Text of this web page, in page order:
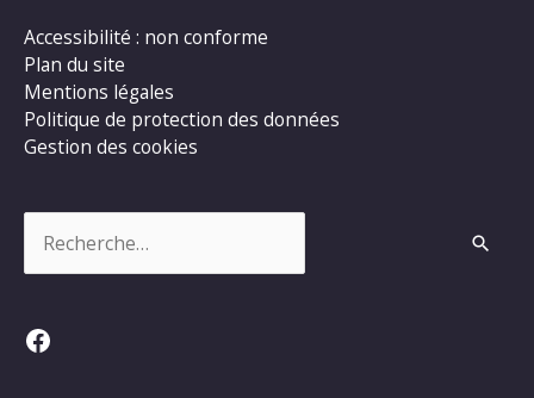
Accessibilité : non conforme
Plan du site
Mentions légales
Politique de protection des données
Gestion des cookies
Facebook